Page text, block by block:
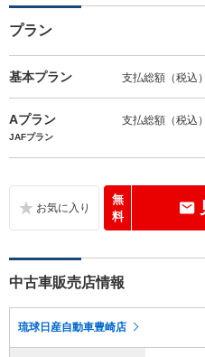
プラン
基本プラン 支払総額（税込）
Aプラン 支払総額（税込）
JAFプラン
無
料
中古車販売店情報
琉球日産自動車豊崎店